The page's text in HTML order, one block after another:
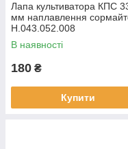
Лапа культиватора КПС
мм наплавлення
Н.043.052.008
В наявності
180 ₴
Купити